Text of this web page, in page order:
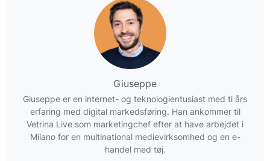
Giuseppe
Giuseppe er en internet- og teknologientusiast med ti års
erfaring med digital markedsføring. Han ankommer til
Vetrina Live som marketingchef efter at have arbejdet i
Milano for en multinational medievirksomhed og en e-
handel med tøj.